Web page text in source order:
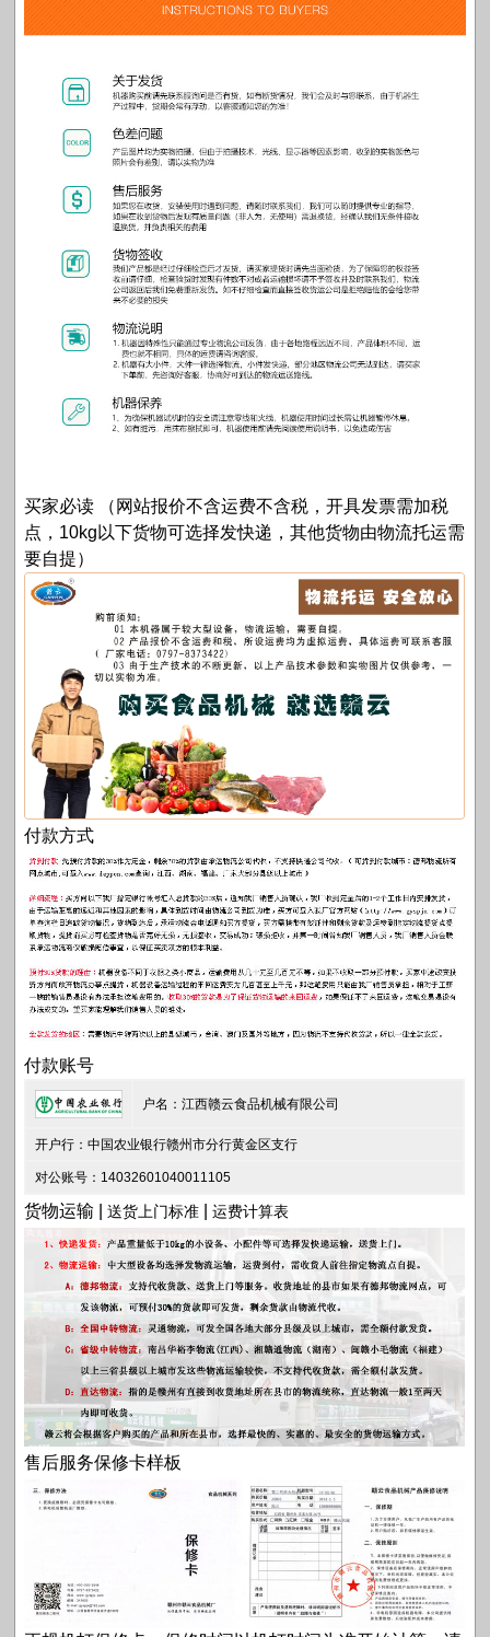
买家必读 （网站报价不含运费不含税，开具发票需加税
点，10kg以下货物可选择发快递，其他货物由物流托运需
要自提）
付款方式
付款账号
户名：江西赣云食品机械有限公司
开户行：中国农业银行赣州市分行黄金区支行
对公账号：14032601040011105
货物运输 |送货上门标准 |运费计算表
售后服务保修卡样板